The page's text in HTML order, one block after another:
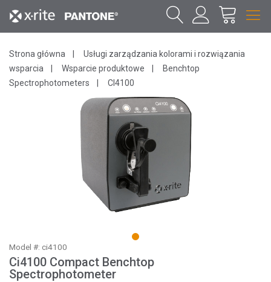
Strona główna
Usługi zarządzania kolorami i rozwiązania
wsparcia
Wsparcie produktowe
Benchtop
Spectrophotometers
CI4100
1
Model #: ci4100
Ci4100 Compact Benchtop
Spectrophotometer